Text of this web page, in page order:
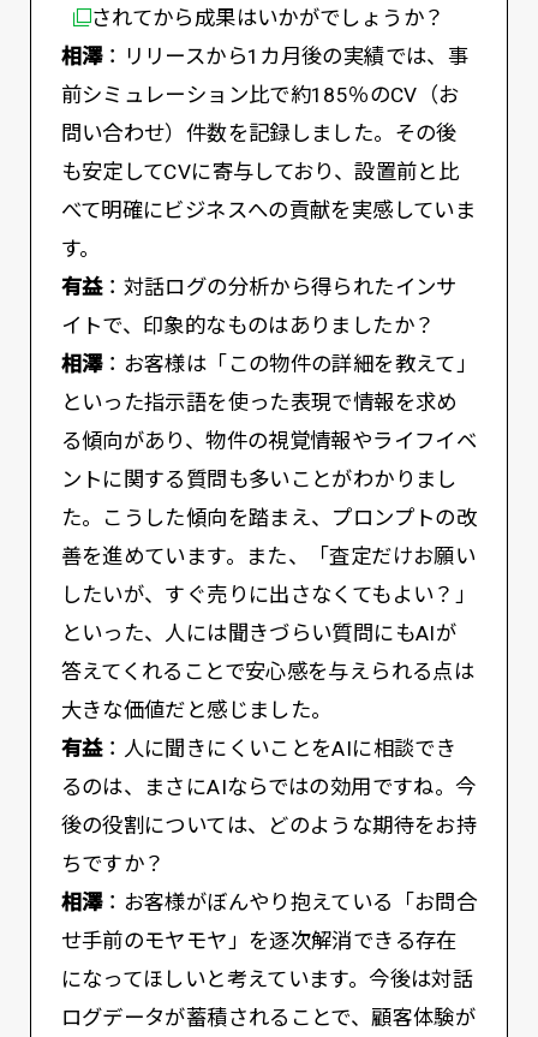
されてから成果はいかがでしょうか？
相澤：リリースから1カ月後の実績では、事
前シミュレーション比で約185％のCV（お
問い合わせ）件数を記録しました。その後
も安定してCVに寄与しており、設置前と比
べて明確にビジネスへの貢献を実感していま
す。
有益：対話ログの分析から得られたインサ
イトで、印象的なものはありましたか？
相澤：お客様は「この物件の詳細を教えて」
といった指示語を使った表現で情報を求め
る傾向があり、物件の視覚情報やライフイベ
ントに関する質問も多いことがわかりまし
た。こうした傾向を踏まえ、プロンプトの改
善を進めています。また、「査定だけお願い
したいが、すぐ売りに出さなくてもよい？」
といった、人には聞きづらい質問にもAIが
答えてくれることで安心感を与えられる点は
大きな価値だと感じました。
有益：人に聞きにくいことをAIに相談でき
るのは、まさにAIならではの効用ですね。今
後の役割については、どのような期待をお持
ちですか？
相澤：お客様がぼんやり抱えている「お問合
せ手前のモヤモヤ」を逐次解消できる存在
になってほしいと考えています。今後は対話
ログデータが蓄積されることで、顧客体験が